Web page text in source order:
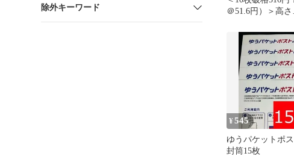
除外キーワード
＠51.6円）＞高さ
サイズ対応 ネ
ゆうパケット ク
ポスト ゆうパケ
スト 格安 発送
ール ダンボール
¥545
ゆうパケットポ
封筒15枚